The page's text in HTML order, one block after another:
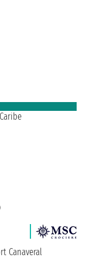
Canaveral